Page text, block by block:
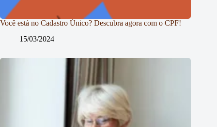
Você está no Cadastro Único? Descubra agora com o CPF!
15/03/2024